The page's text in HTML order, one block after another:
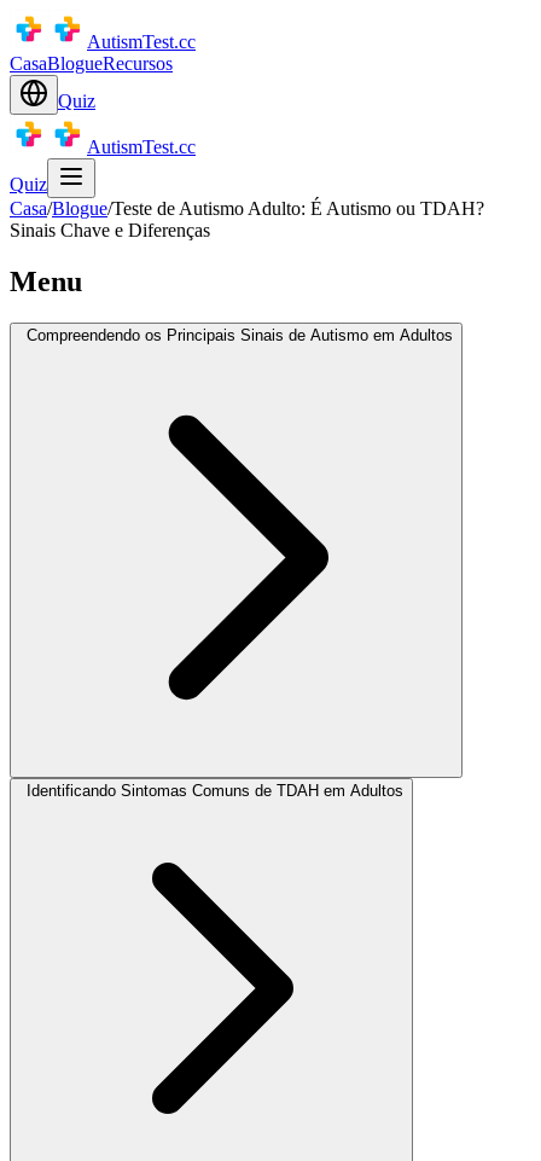
AutismTest.cc
CasaBlogueRecursos
Quiz
AutismTest.cc
Quiz
Casa/Blogue/Teste de Autismo Adulto: É Autismo ou TDAH?
Sinais Chave e Diferenças
Menu
Compreendendo os Principais Sinais de Autismo em Adultos
Identificando Sintomas Comuns de TDAH em Adultos